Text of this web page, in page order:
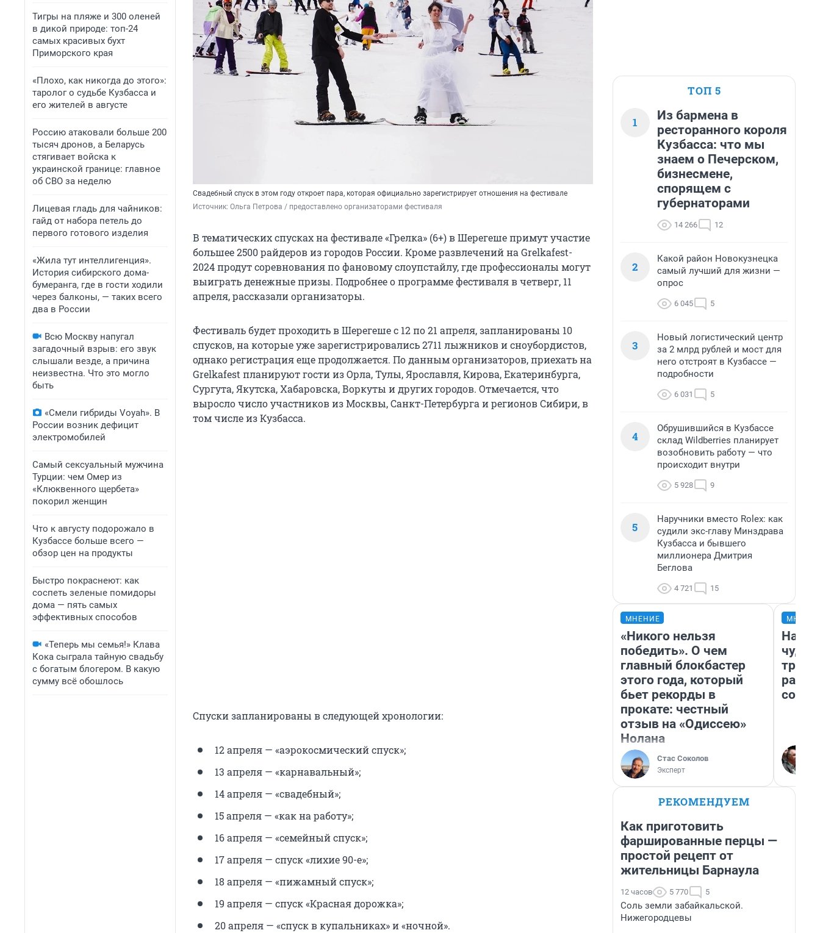
Тигры на пляже и 300 оленей
в дикой природе: топ-24
самых красивых бухт
Приморского края
«Плохо, как никогда до этого»:
таролог о судьбе Кузбасса и
его жителей в августе
Россию атаковали больше 200
тысяч дронов, а Беларусь
стягивает войска к
украинской границе: главное
об СВО за неделю
Лицевая гладь для чайников:
гайд от набора петель до
первого готового изделия
«Жила тут интеллигенция».
История сибирского дома-
бумеранга, где в гости ходили
через балконы, — таких всего
два в России
Всю Москву напугал
загадочный взрыв: его звук
слышали везде, а причина
неизвестна. Что это могло
быть
«Смели гибриды Voyah». В
России возник дефицит
электромобилей
Самый сексуальный мужчина
Турции: чем Омер из
«Клюквенного щербета»
покорил женщин
Что к августу подорожало в
Кузбассе больше всего —
обзор цен на продукты
Быстро покраснеют: как
соспеть зеленые помидоры
дома — пять самых
эффективных способов
«Теперь мы семья!» Клава
Кока сыграла тайную свадьбу
с богатым блогером. В какую
сумму всё обошлось
Свадебный спуск в этом году откроет пара, которая официально зарегистрирует отношения на фестивале
Источник: Ольга Петрова / предоставлено организаторами фестиваля
В тематических спусках на фестивале «Грелка» (6+) в Шерегеше примут участие
большее 2500 райдеров из городов России. Кроме развлечений на Grelkafest-
2024 продут соревнования по фановому слоупстайлу, где профессионалы могут
выиграть денежные призы. Подробнее о программе фестиваля в четверг, 11
апреля, рассказали организаторы.
Фестиваль будет проходить в Шерегеше с 12 по 21 апреля, запланированы 10
спусков, на которые уже зарегистрировались 2711 лыжников и сноубордистов,
однако регистрация еще продолжается. По данным организаторов, приехать на
Grelkafest планируют гости из Орла, Тулы, Ярославля, Кирова, Екатеринбурга,
Сургута, Якутска, Хабаровска, Воркуты и других городов. Отмечается, что
выросло число участников из Москвы, Санкт-Петербурга и регионов Сибири, в
том числе из Кузбасса.
Спуски запланированы в следующей хронологии:
12 апреля — «аэрокосмический спуск»;
13 апреля — «карнавальный»;
14 апреля — «свадебный»;
15 апреля — «как на работу»;
16 апреля — «семейный спуск»;
17 апреля — спуск «лихие 90-е»;
18 апреля — «пижамный спуск»;
19 апреля — спуск «Красная дорожка»;
20 апреля — «спуск в купальниках» и «ночной».
ТОП 5
1
Из бармена в
ресторанного короля
Кузбасса: что мы
знаем о Печерском,
бизнесмене,
спорящем с
губернаторами
14 266 12
2
Какой район Новокузнецка
самый лучший для жизни —
опрос
6 045 5
3
Новый логистический центр
за 2 млрд рублей и мост для
него отстроят в Кузбассе —
подробности
6 031 5
4
Обрушившийся в Кузбассе
склад Wildberries планирует
возобновить работу — что
происходит внутри
5 928 9
5
Наручники вместо Rolex: как
судили экс-главу Минздрава
Кузбасса и бывшего
миллионера Дмитрия
Беглова
4 721 15
МНЕНИЕ
«Никого нельзя
победить». О чем
главный блокбастер
этого года, который
бьет рекорды в
прокате: честный
отзыв на «Одиссею»
Нолана
Стас Соколов
Эксперт
РЕКОМЕНДУЕМ
Как приготовить
фаршированные перцы —
простой рецепт от
жительницы Барнаула
12 часов 5 770 5
Соль земли забайкальской.
Нижегородцевы